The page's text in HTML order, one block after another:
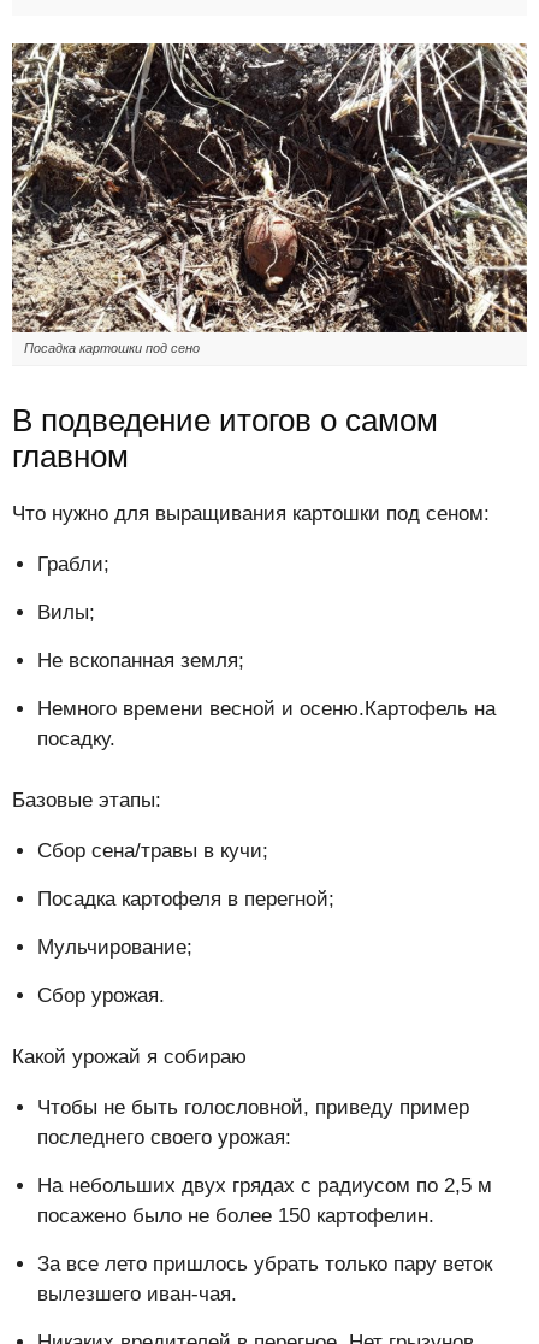
Посадка картошки под сено
В подведение итогов о самом
главном
Что нужно для выращивания картошки под сеном:
Грабли;
Вилы;
Не вскопанная земля;
Немного времени весной и осеню.Картофель на
посадку.
Базовые этапы:
Сбор сена/травы в кучи;
Посадка картофеля в перегной;
Мульчирование;
Сбор урожая.
Какой урожай я собираю
Чтобы не быть голословной, приведу пример
последнего своего урожая:
На небольших двух грядах с радиусом по 2,5 м
посажено было не более 150 картофелин.
За все лето пришлось убрать только пару веток
вылезшего иван-чая.